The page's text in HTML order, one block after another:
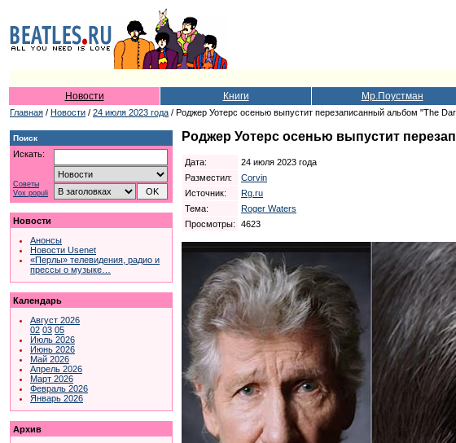
Новости Книги Мр.Поустман
Главная / Новости / 24 июля 2023 года / Роджер Уотерс осенью выпустит перезаписанный альбом "The
Поиск
Искать:
Советы
Vox populi
Новости
Анонсы
Новости Usenet
«Перлы» телевидения, радио и
прессы о музыке…
Календарь
Август 2026
02 03 05
Июль 2026
Июнь 2026
Май 2026
Апрель 2026
Март 2026
Февраль 2026
Январь 2026
Архив
Роджер Уотерс осенью выпустит
Дата:
24 июля 2023 года
Разместил:
Corvin
Источник:
Rg.ru
Тема:
Roger Waters
Просмотры:
4623